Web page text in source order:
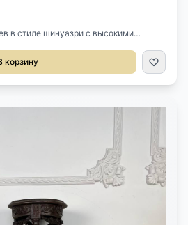
в стиле шинуазри с высокими
см.Высота сиденья 55 см.Цена за
корзину